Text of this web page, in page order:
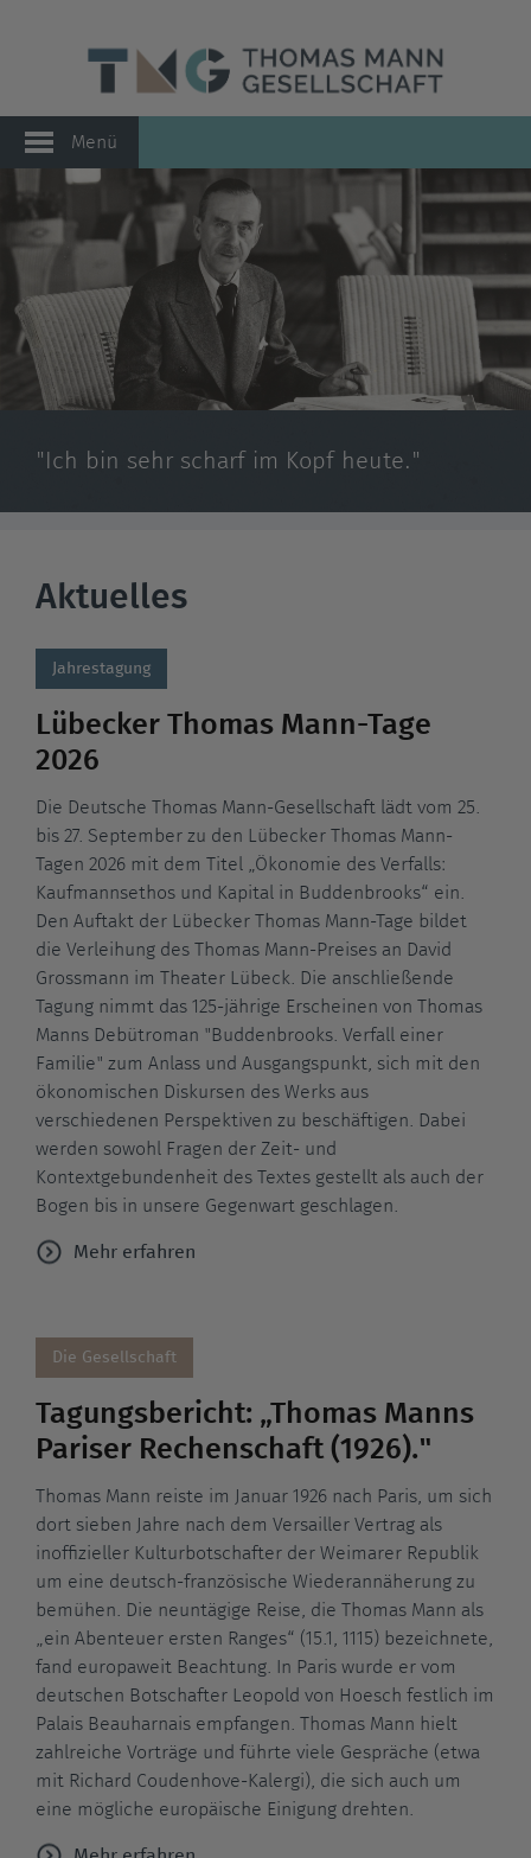
Menü
"Ich bin sehr scharf im Kopf heute."
Aktuelles
Jahrestagung
Lübecker Thomas Mann-Tage
2026
Die Deutsche Thomas Mann-Gesellschaft lädt vom 25.
bis 27. September zu den Lübecker Thomas Mann-
Tagen 2026 mit dem Titel „Ökonomie des Verfalls:
Kaufmannsethos und Kapital in Buddenbrooks“ ein.
Den Auftakt der Lübecker Thomas Mann-Tage bildet
die Verleihung des Thomas Mann-Preises an David
Grossmann im Theater Lübeck. Die anschließende
Tagung nimmt das 125-jährige Erscheinen von Thomas
Manns Debütroman "Buddenbrooks. Verfall einer
Familie" zum Anlass und Ausgangspunkt, sich mit den
ökonomischen Diskursen des Werks aus
verschiedenen Perspektiven zu beschäftigen. Dabei
werden sowohl Fragen der Zeit- und
Kontextgebundenheit des Textes gestellt als auch der
Bogen bis in unsere Gegenwart geschlagen.
Mehr erfahren
Die Gesellschaft
Tagungsbericht: „Thomas Manns
Pariser Rechenschaft (1926)."
Thomas Mann reiste im Januar 1926 nach Paris, um sich
dort sieben Jahre nach dem Versailler Vertrag als
inoffizieller Kulturbotschafter der Weimarer Republik
um eine deutsch-französische Wiederannäherung zu
bemühen. Die neuntägige Reise, die Thomas Mann als
„ein Abenteuer ersten Ranges“ (15.1, 1115) bezeichnete,
fand europaweit Beachtung. In Paris wurde er vom
deutschen Botschafter Leopold von Hoesch festlich im
Palais Beauharnais empfangen. Thomas Mann hielt
zahlreiche Vorträge und führte viele Gespräche (etwa
mit Richard Coudenhove-Kalergi), die sich auch um
eine mögliche europäische Einigung drehten.